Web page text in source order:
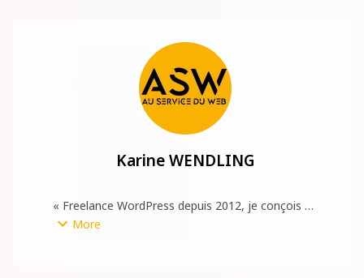
Karine WENDLING
« Freelance WordPress depuis 2012, je conçois
votre site professionnel optimisé pour Google
More